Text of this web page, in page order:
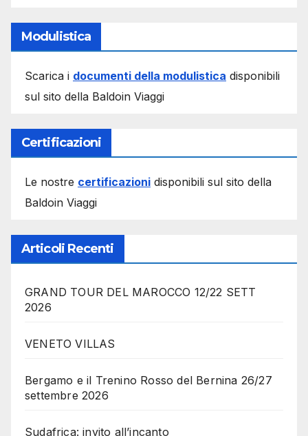
Modulistica
Scarica i documenti della modulistica disponibili
sul sito della Baldoin Viaggi
Certificazioni
Le nostre certificazioni disponibili sul sito della
Baldoin Viaggi
Articoli Recenti
GRAND TOUR DEL MAROCCO 12/22 SETT
2026
VENETO VILLAS
Bergamo e il Trenino Rosso del Bernina 26/27
settembre 2026
Sudafrica: invito all’incanto